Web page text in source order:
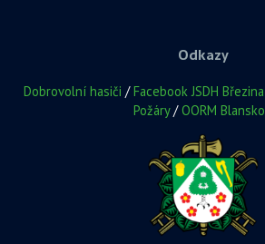
Odkazy
Dobrovolní hasiči /Facebook JSDH Březina
Požáry/OORM Blansko